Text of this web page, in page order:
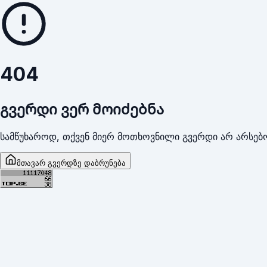
404
გვერდი ვერ მოიძებნა
სამწუხაროდ, თქვენ მიერ მოთხოვნილი გვერდი არ
მთავარ გვერდზე დაბრუნება